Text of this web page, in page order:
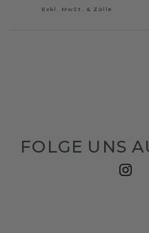
Exkl. MwSt. & Zölle
FOLGE UNS